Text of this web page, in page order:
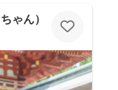
ゃん）